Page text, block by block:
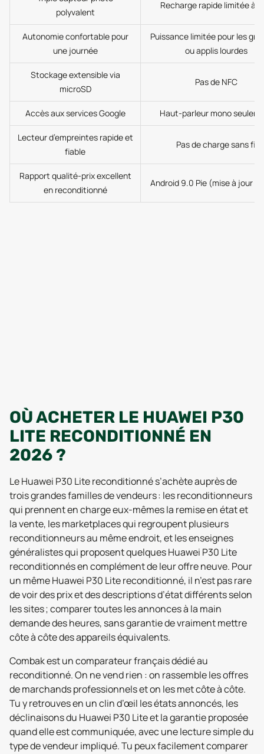
polyvalent
Recharge rapide limitée à
Autonomie confortable pour
une journée
Puissance limitée pour les
ou applis lourdes
Stockage extensible via
microSD
Pas de NFC
Accès aux services Google Haut-parleur mono
Lecteur d’empreintes rapide et
fiable
Pas de charge sans fil
Rapport qualité-prix excellent
en reconditionné
Android 9.0 Pie (mise à jour
OÙ ACHETER LE HUAWEI P30
LITE RECONDITIONNÉ EN
2026 ?
Le Huawei P30 Lite reconditionné s’achète auprès de
trois grandes familles de vendeurs : les reconditionneurs
qui prennent en charge eux-mêmes la remise en état et
la vente, les marketplaces qui regroupent plusieurs
reconditionneurs au même endroit, et les enseignes
généralistes qui proposent quelques Huawei P30 Lite
reconditionnés en complément de leur offre neuve. Pour
un même Huawei P30 Lite reconditionné, il n’est pas rare
de voir des prix et des descriptions d’état différents selon
les sites ; comparer toutes les annonces à la main
demande des heures, sans garantie de vraiment mettre
côte à côte des appareils équivalents.
Combak est un comparateur français dédié au
reconditionné. On ne vend rien : on rassemble les offres
de marchands professionnels et on les met côte à côte.
Tu y retrouves en un clin d’œil les états annoncés, les
déclinaisons du Huawei P30 Lite et la garantie proposée
quand elle est communiquée, avec une lecture simple du
type de vendeur impliqué. Tu peux facilement comparer